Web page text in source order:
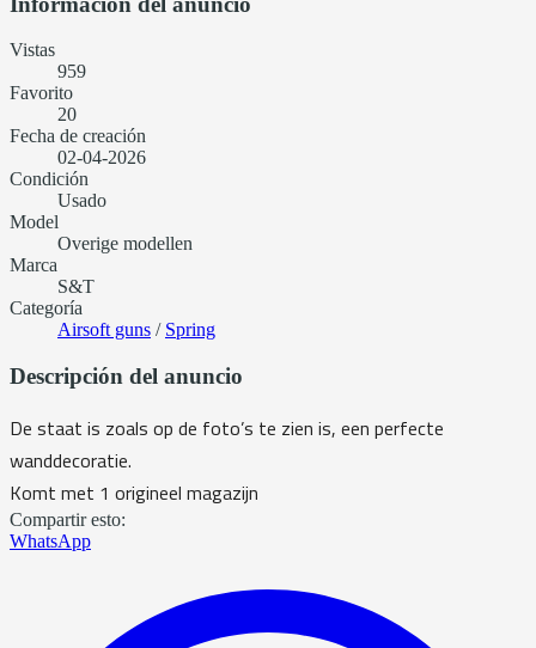
Vistas
959
Favorito
20
Fecha de creación
02-04-2026
Condición
Usado
Model
Overige modellen
Marca
S&T
Categoría
Airsoft guns / Spring
Descripción del anuncio
De staat is zoals op de foto’s te zien is, een perfecte
wanddecoratie.
Komt met 1 origineel magazijn
Compartir esto:
WhatsApp